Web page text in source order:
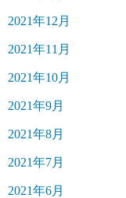
2021年12月
2021年11月
2021年10月
2021年9月
2021年8月
2021年7月
2021年6月